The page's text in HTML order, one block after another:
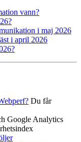
vann?
i maj 2026
i april 2026
Du får
Google Analytics